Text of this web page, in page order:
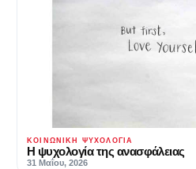
ΚΟΙΝΩΝΙΚΉ ΨΥΧΟΛΟΓΊΑ
Η ψυχολογία της ανασφάλειας
31 Μαΐου, 2026